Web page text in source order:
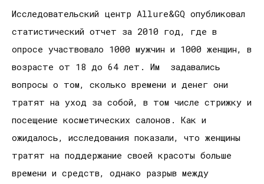
Исследовательский центр Allure&GQ опубликовал
статистический отчет за 2010 год, где в
опросе участвовало 1000 мужчин и 1000 женщин, в
возрасте от 18 до 64 лет. Им задавались
вопросы о том, сколько времени и денег они
тратят на уход за собой, в том числе стрижку и
посещение косметических салонов. Как и
ожидалось, исследования показали, что женщины
тратят на поддержание своей красоты больше
времени и средств, однако разрыв между